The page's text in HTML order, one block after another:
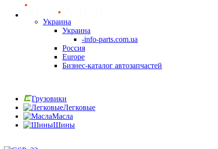
Украина
Украина
-info-parts.com.ua
Россия
Europe
Бизнес-каталог автозапчастей
Грузовики
Легковые
Масла
Шины